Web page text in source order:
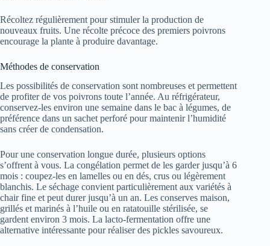
Récoltez régulièrement pour stimuler la production de
nouveaux fruits. Une récolte précoce des premiers poivrons
encourage la plante à produire davantage.
Méthodes de conservation
Les possibilités de conservation sont nombreuses et permettent
de profiter de vos poivrons toute l’année. Au réfrigérateur,
conservez-les environ une semaine dans le bac à légumes, de
préférence dans un sachet perforé pour maintenir l’humidité
sans créer de condensation.
Pour une conservation longue durée, plusieurs options
s’offrent à vous. La congélation permet de les garder jusqu’à 6
mois : coupez-les en lamelles ou en dés, crus ou légèrement
blanchis. Le séchage convient particulièrement aux variétés à
chair fine et peut durer jusqu’à un an. Les conserves maison,
grillés et marinés à l’huile ou en ratatouille stérilisée, se
gardent environ 3 mois. La lacto-fermentation offre une
alternative intéressante pour réaliser des pickles savoureux.